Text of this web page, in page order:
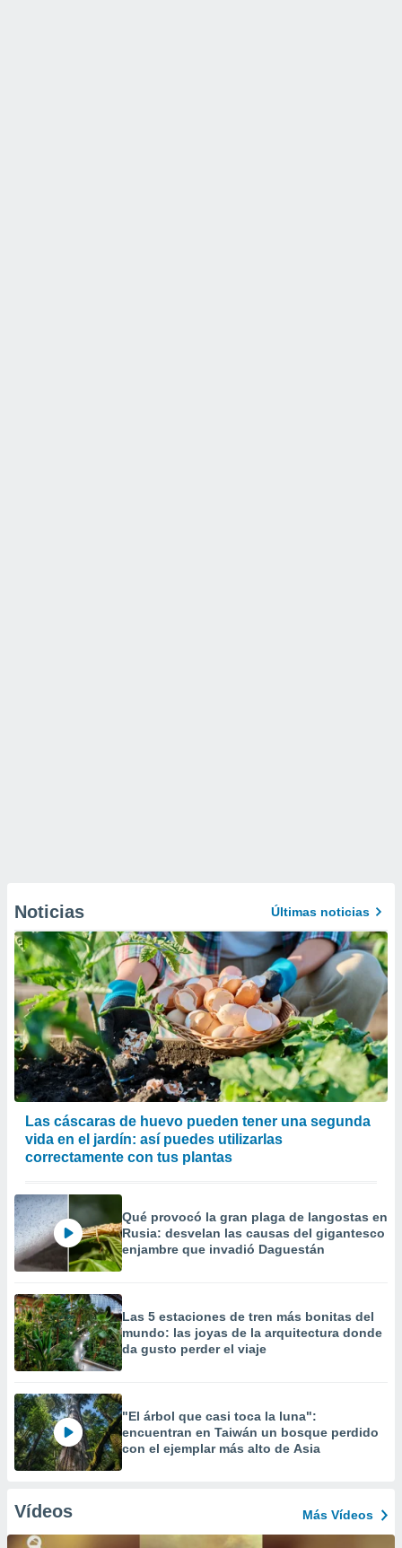
Noticias Últimas noticias
Las cáscaras de huevo pueden tener una segunda
vida en el jardín: así puedes utilizarlas
correctamente con tus plantas
Qué provocó la gran plaga de langostas en
Rusia: desvelan las causas del gigantesco
enjambre que invadió Daguestán
Las 5 estaciones de tren más bonitas del
mundo: las joyas de la arquitectura donde
da gusto perder el viaje
"El árbol que casi toca la luna":
encuentran en Taiwán un bosque perdido
con el ejemplar más alto de Asia
Vídeos Más Vídeos